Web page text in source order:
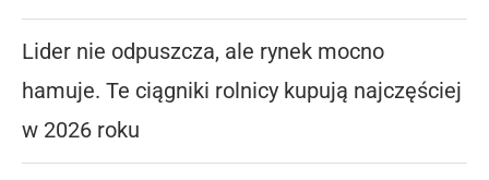
Lider nie odpuszcza, ale rynek mocno
hamuje. Te ciągniki rolnicy kupują najczęściej
w 2026 roku